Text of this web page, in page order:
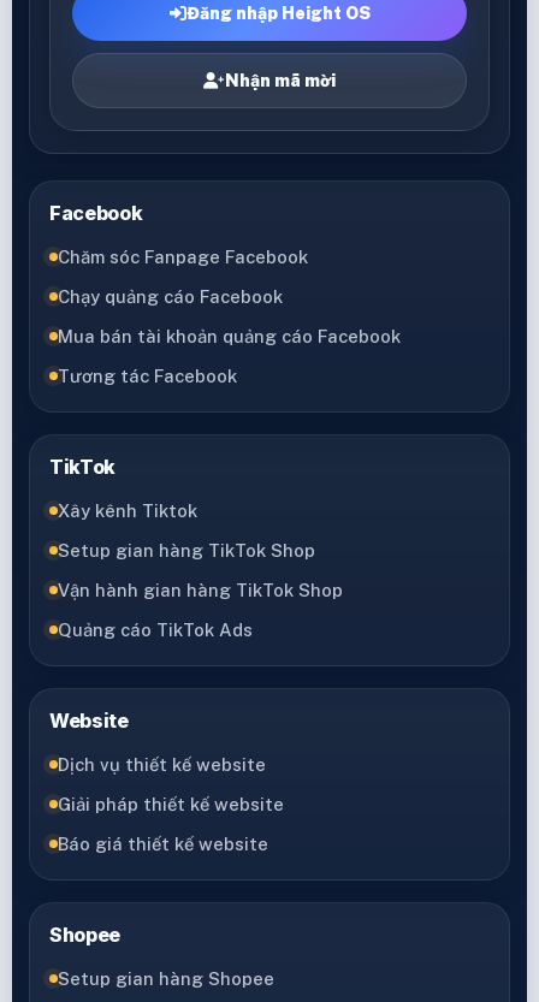
Đăng nhập Height OS
Nhận mã mời
Facebook
Chăm sóc Fanpage Facebook
Chạy quảng cáo Facebook
Mua bán tài khoản quảng cáo Facebook
Tương tác Facebook
TikTok
Xây kênh Tiktok
Setup gian hàng TikTok Shop
Vận hành gian hàng TikTok Shop
Quảng cáo TikTok Ads
Website
Dịch vụ thiết kế website
Giải pháp thiết kế website
Báo giá thiết kế website
Shopee
Setup gian hàng Shopee